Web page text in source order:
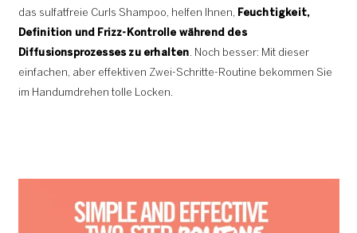
das sulfatfreie Curls Shampoo, helfen Ihnen, Feuchtigkeit,
Definition und Frizz-Kontrolle während des
Diffusionsprozesses zu erhalten. Noch besser: Mit dieser
einfachen, aber effektiven Zwei-Schritte-Routine bekommen Sie
im Handumdrehen tolle Locken.